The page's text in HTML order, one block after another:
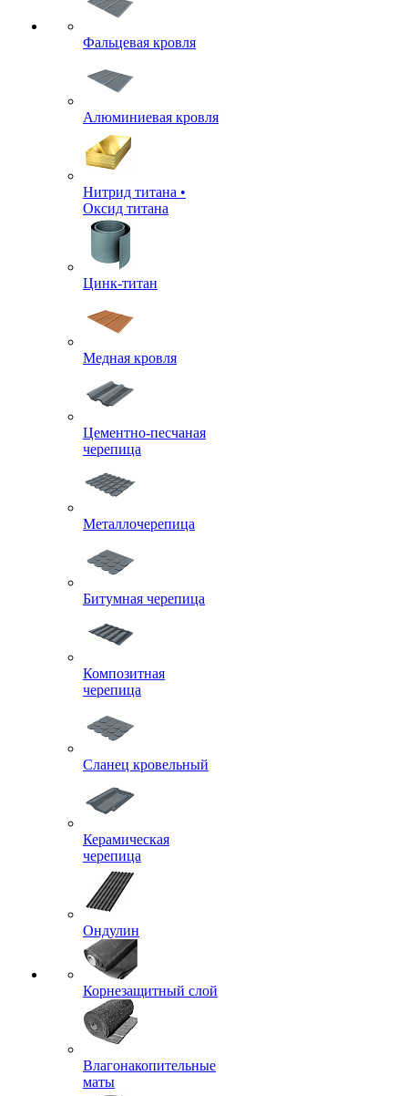
Фальцевая кровля
Алюминиевая кровля
Нитрид титана •
Оксид титана
Цинк-титан
Медная кровля
Цементно-песчаная
черепица
Металлочерепица
Битумная черепица
Композитная
черепица
Сланец кровельный
Керамическая
черепица
Ондулин
Корнезащитный слой
Влагонакопительные
маты